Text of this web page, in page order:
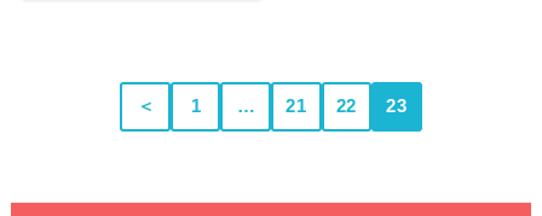
＜ 1 … 21 22 23